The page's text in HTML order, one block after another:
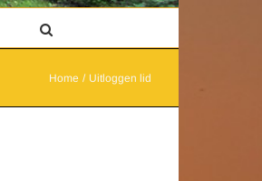
Home Uitloggen lid